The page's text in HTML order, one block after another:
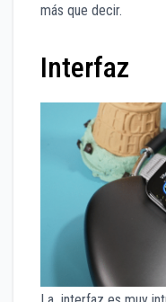
más que decir.
Interfaz